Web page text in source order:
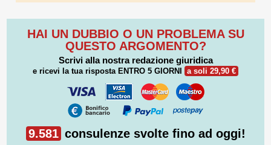
HAI UN DUBBIO O UN PROBLEMA SU
QUESTO ARGOMENTO?
Scrivi alla nostra redazione giuridica
e ricevi la tua risposta ENTRO 5 GIORNI a soli 29,90 €
9.581 consulenze svolte fino ad oggi!